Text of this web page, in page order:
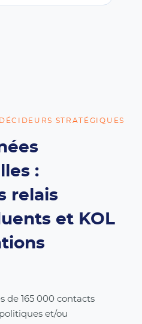
STRATÉGIQUES
:
relais
et KOL
de 165 000 contacts
et/ou